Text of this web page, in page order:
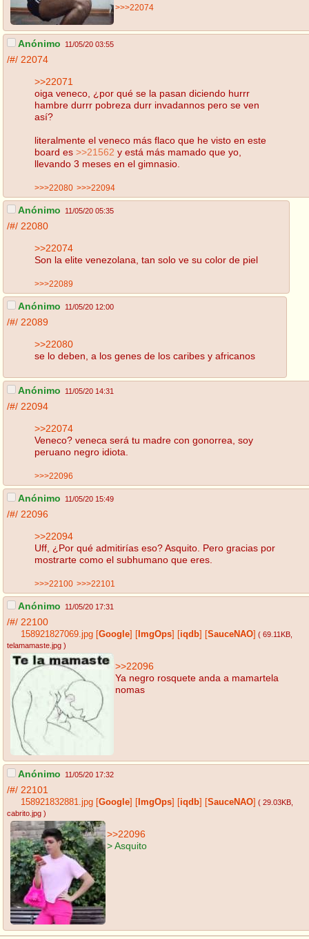
>>>22074
Anónimo 11/05/20 03:55
/#/ 22074
>>22071
oiga veneco, ¿por qué se la pasan diciendo hurrr
hambre durrr pobreza durr invadannos pero se ven
así?
literalmente el veneco más flaco que he visto en este
board es >>21562 y está más mamado que yo,
llevando 3 meses en el gimnasio.
>>>22080 >>>22094
Anónimo 11/05/20 05:35
/#/ 22080
>>22074
Son la elite venezolana, tan solo ve su color de piel
>>>22089
Anónimo 11/05/20 12:00
/#/ 22089
>>22080
se lo deben, a los genes de los caribes y africanos
Anónimo 11/05/20 14:31
/#/ 22094
>>22074
Veneco? veneca será tu madre con gonorrea, soy
peruano negro idiota.
>>>22096
Anónimo 11/05/20 15:49
/#/ 22096
>>22094
Uff, ¿Por qué admitirías eso? Asquito. Pero gracias por
mostrarte como el subhumano que eres.
>>>22100 >>>22101
Anónimo 11/05/20 17:31
/#/ 22100
158921827069.jpg Google ImgOps iqdb SauceNAO ( 69.11KB
telamamaste.jpg )
>>22096
Ya negro rosquete anda a mamartela
nomas
Anónimo 11/05/20 17:32
/#/ 22101
158921832881.jpg Google ImgOps iqdb SauceNAO ( 29.03KB
cabrito.jpg )
>>22096
> Asquito